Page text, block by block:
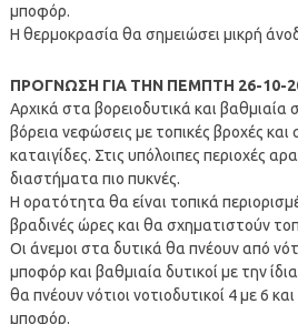
μποφόρ.
Η θερμοκρασία θα σημειώσει μικρή
ΠΡΟΓΝΩΣΗ ΓΙΑ ΤΗΝ ΠΕΜΠΤΗ 26-10-
Αρχικά στα βορειοδυτικά και βαθμιαία
βόρεια νεφώσεις με τοπικές βροχές
καταιγίδες. Στις υπόλοιπες περιοχές
διαστήματα πιο πυκνές.
Η ορατότητα θα είναι τοπικά
βραδινές ώρες και θα σχηματιστούν
Οι άνεμοι στα δυτικά θα πνέουν από
μποφόρ και βαθμιαία δυτικοί με την
θα πνέουν νότιοι νοτιοδυτικοί 4 με 6
μποφόρ.